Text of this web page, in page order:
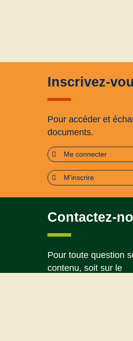
Inscrivez-
Pour accéder et
documents.
Me connecter
M'inscrire
Contactez-
Pour toute question
contenu, soit sur le